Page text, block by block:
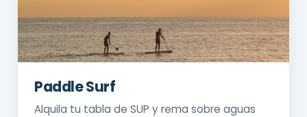
Paddle Surf
Alquila tu tabla de SUP y rema sobre aguas